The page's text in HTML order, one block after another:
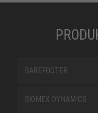
BAREFOOTER
BIOMEX DYNAMICS